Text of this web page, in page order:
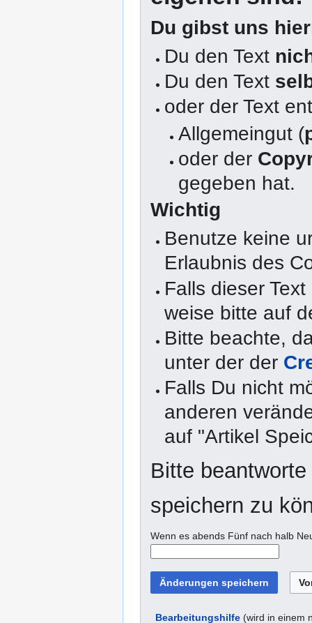
Du gibst uns
Du den Text
Du den Text
oder der Text
Allgemeingut (
oder der
gegeben hat.
Wichtig
Benutze keine
Erlaubnis des
Falls dieser
weise bitte auf
Bitte beachte,
unter der der
Falls Du nicht
anderen
auf "Artikel
Bitte
speichern zu
Wenn es abends Fünf nach halb
Bearbeitungshilfe (wird in einem